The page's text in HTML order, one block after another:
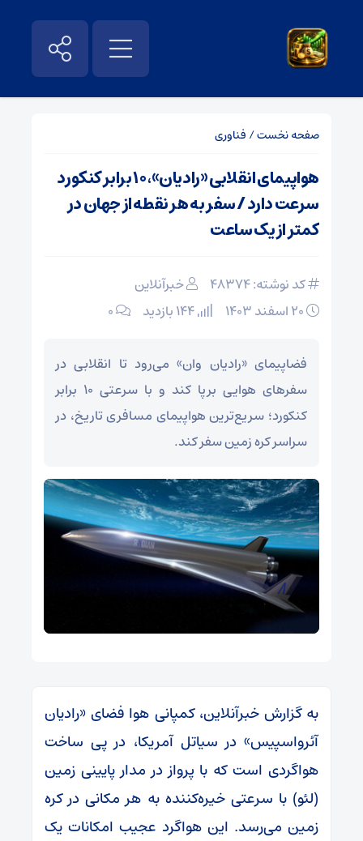
صفحه نخست/ فناوری
هواپیمای انقلابی «رادیان»، ۱۰ برابر کنکورد
سرعت دارد / سفر به هر نقطه از جهان در
کمتر از یک ساعت
کد نوشته: 48374
خبرآنلاین
۰
فضاپیمای «رادیان وان» می‌رود تا انقلابی در
سفرهای هوایی برپا کند و با سرعتی ۱۰ برابر
کنکورد؛ سریع‌ترین هواپیمای مسافری تاریخ، در
سراسر کره زمین سفر کند.
به گزارش خبرآنلاین، کمپانی هوا فضای «رادیان
آئرواسپیس» در سیاتل آمریکا، در پی ساخت
هواگردی است که با پرواز در مدار پایینی زمین
(لئو) با سرعتی خیره‌کننده به هر مکانی در کره
زمین می‌رسد. این هواگرد عجیب امکانات یک